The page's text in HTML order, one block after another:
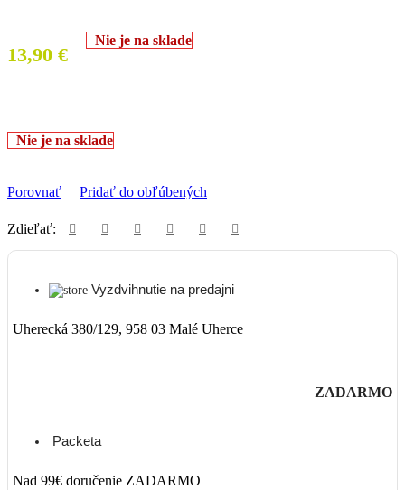
13,90 €
Nie je na sklade
Nie je na sklade
Porovnať Pridať do obľúbených
Zdieľať:
Vyzdvihnutie na predajni
Uherecká 380/129, 958 03 Malé Uherce
ZADARMO
Packeta
Nad 99€ doručenie ZADARMO